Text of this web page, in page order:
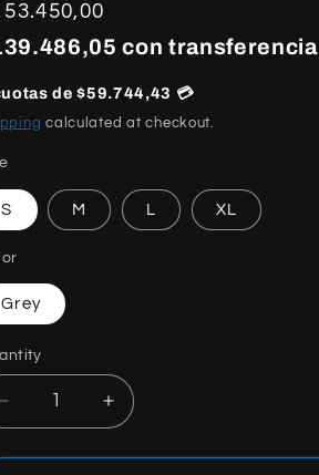
con transferencia
de $59.744,43 💳
calculated at checkout.
S M L XL
Grey
Decrease
quantity
for
Increase
quantity
for